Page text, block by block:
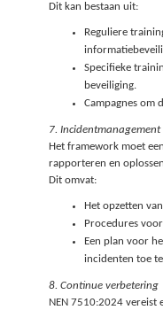
Dit kan bestaan uit:
Reguliere
Specifieke
beveiliging.
Campagnes om
7.
Het framework moet
rapporteren en
Dit omvat:
Het opzetten
Procedures
Een plan voor
incidenten toe
8. Continue verbetering
NEN 7510:2024 vereist